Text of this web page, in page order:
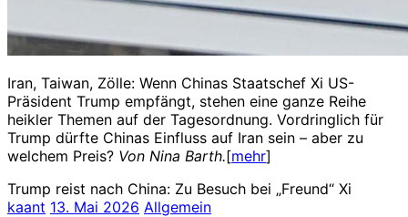
Iran, Taiwan, Zölle: Wenn Chinas Staatschef Xi US-
Präsident Trump empfängt, stehen eine ganze Reihe
heikler Themen auf der Tagesordnung. Vordringlich für
Trump dürfte Chinas Einfluss auf Iran sein – aber zu
welchem Preis? Von Nina Barth.[mehr]
Trump reist nach China: Zu Besuch bei „Freund“ Xi
kaant 13. Mai 2026 Allgemein